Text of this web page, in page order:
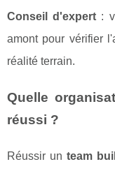
Conseil d'expert :
amont pour vérifier
réalité terrain.
Quelle
réussi ?
Réussir un team